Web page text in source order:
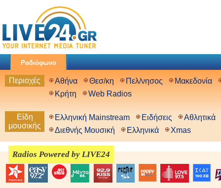
Ραδιόφωνο
Περιοχές Αθήνα Θεσ/κη Πελ/νησος
Μακεδονία
Κρήτη
Web Radios
Είδη
μουσικής
Ελληνική Mainstream Ειδήσεις
Αθλητικά
Διεθνής Μουσική
Ελληνικά Xmas
Radios Powered by LIVE24